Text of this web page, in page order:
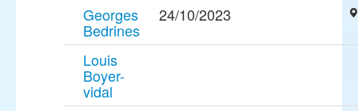
Georges
Bedrines
24/10/2023
Louis
Boyer-
vidal